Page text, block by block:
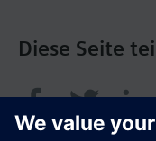
Diese Seite